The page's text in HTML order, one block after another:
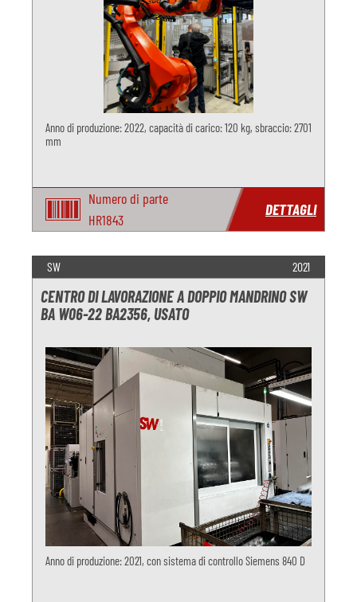
Anno di produzione: 2022, capacità di carico: 120 kg, sbraccio: 2701
mm
Numero di parte
HR1843
DETTAGLI
SW 2021
CENTRO DI LAVORAZIONE A DOPPIO MANDRINO SW
BA W06-22 BA2356, USATO
Anno di produzione: 2021, con sistema di controllo Siemens 840 D